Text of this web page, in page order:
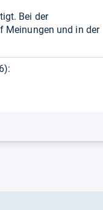
Bei der
Meinungen und in der
):